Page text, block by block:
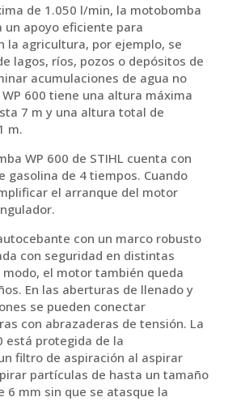
de 1.050 l/min, la motobomba
un apoyo eficiente para
la agricultura, por ejemplo, se
lagos, ríos, pozos o depósitos de
acumulaciones de agua no
WP 600 tiene una altura máxima
7 m y una altura total de
m.
WP 600 de STIHL cuenta con
gasolina de 4 tiempos. Cuando
el arranque del motor
con un marco robusto
con seguridad en distintas
el motor también queda
En las aberturas de llenado y
se pueden conectar
con abrazaderas de tensión. La
está protegida de la
filtro de aspiración al aspirar
partículas de hasta un tamaño
6 mm sin que se atasque la